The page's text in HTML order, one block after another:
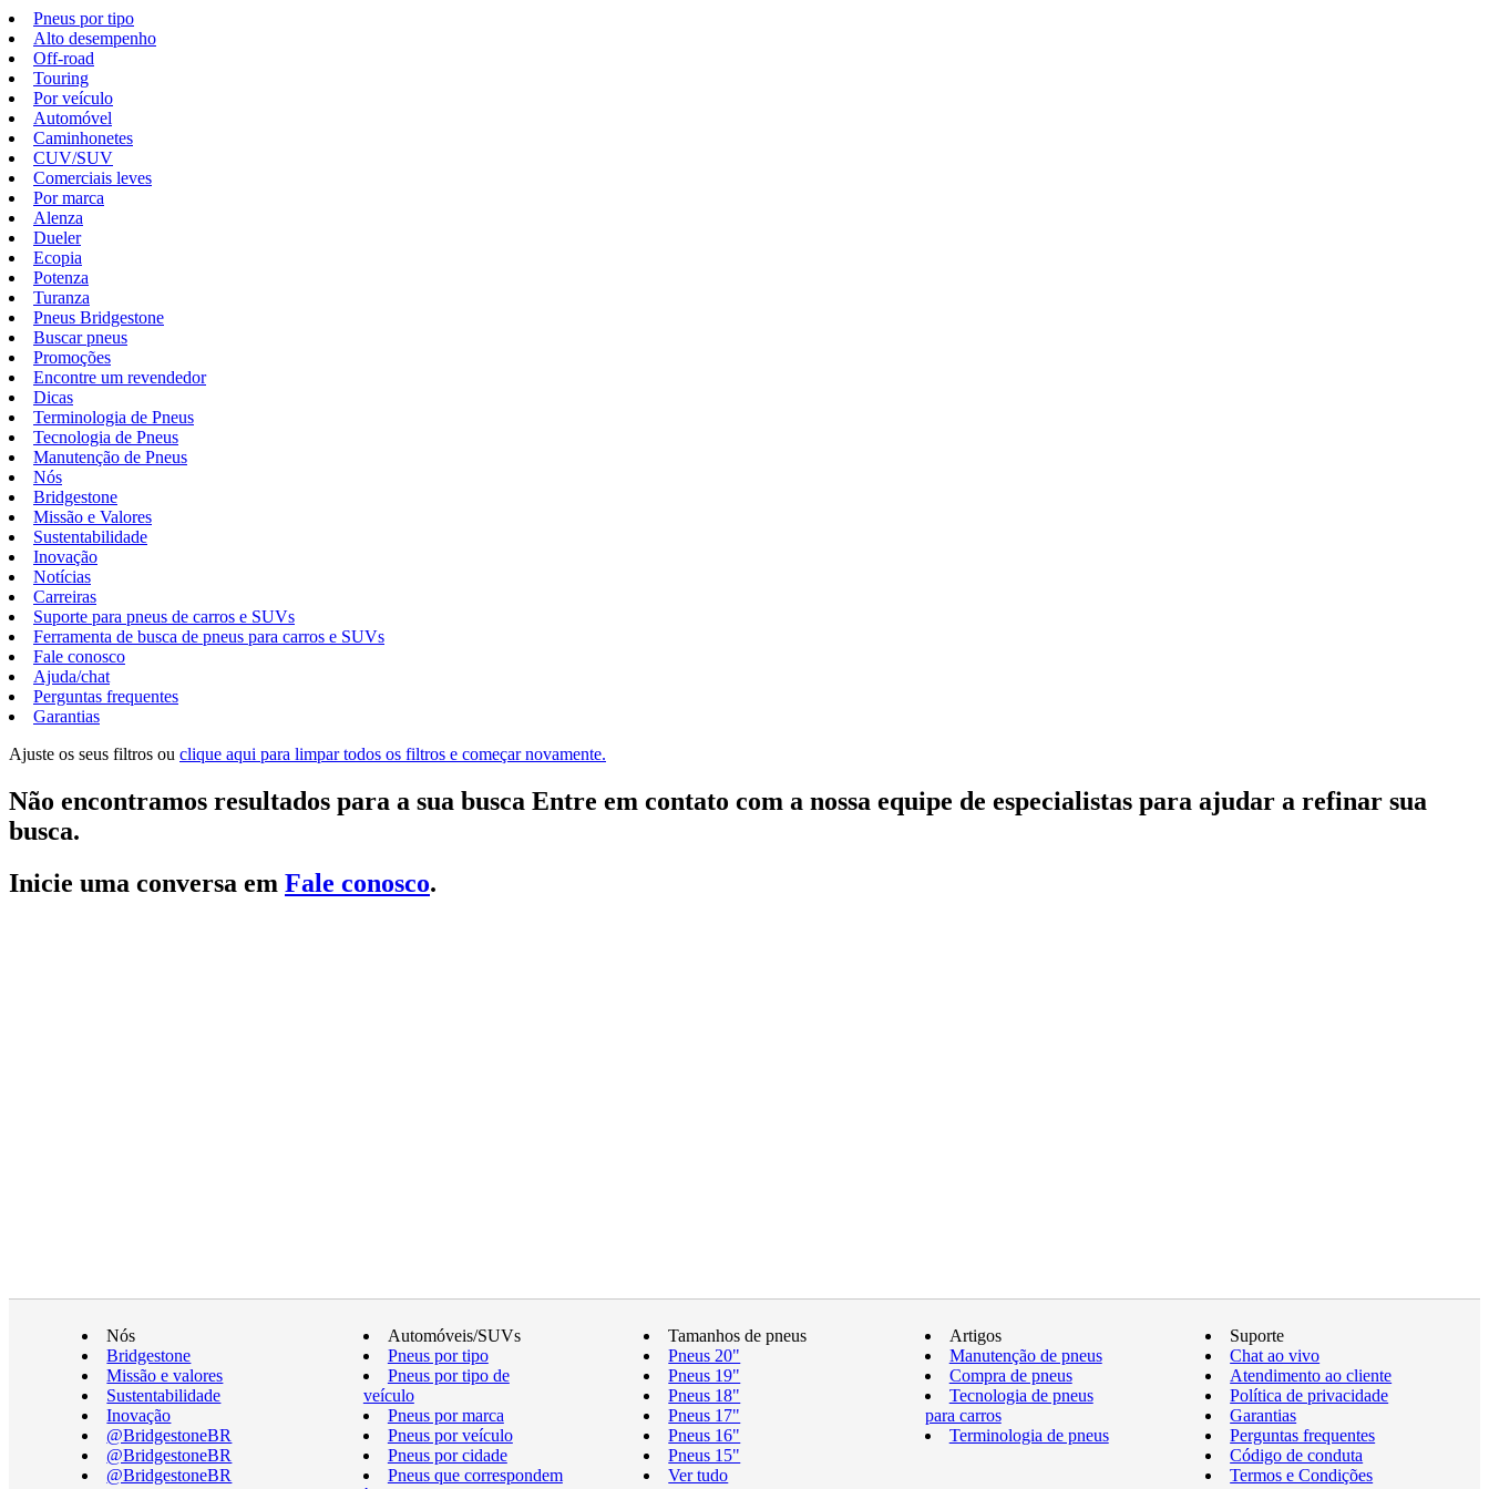
Pneus por tipo
Alto desempenho
Off-road
Touring
Por veículo
Automóvel
Caminhonetes
CUV/SUV
Comerciais leves
Por marca
Alenza
Dueler
Ecopia
Potenza
Turanza
Pneus Bridgestone
Buscar pneus
Promoções
Encontre um revendedor
Dicas
Terminologia de Pneus
Tecnologia de Pneus
Manutenção de Pneus
Nós
Bridgestone
Missão e Valores
Sustentabilidade
Inovação
Notícias
Carreiras
Suporte para pneus de carros e SUVs
Ferramenta de busca de pneus para carros e SUVs
Fale conosco
Ajuda/chat
Perguntas frequentes
Garantias
Ajuste os seus filtros ou clique aqui para limpar todos os filtros e começar novamente.
Não encontramos resultados para a sua busca Entre em contato com a nossa equipe de especialistas para ajudar a refinar sua
busca.
Inicie uma conversa em Fale conosco.
Nós
Bridgestone
Missão e valores
Sustentabilidade
Inovação
@BridgestoneBR
@BridgestoneBR
@BridgestoneBR
Automóveis/SUVs
Pneus por tipo
Pneus por tipo de
veículo
Pneus por marca
Pneus por veículo
Pneus por cidade
Pneus que correspondem
Tamanhos de pneus
Pneus 20"
Pneus 19"
Pneus 18"
Pneus 17"
Pneus 16"
Pneus 15"
Ver tudo
Artigos
Manutenção de pneus
Compra de pneus
Tecnologia de pneus
para carros
Terminologia de pneus
Suporte
Chat ao vivo
Atendimento ao cliente
Política de privacidade
Garantias
Perguntas frequentes
Código de conduta
Termos e Condições